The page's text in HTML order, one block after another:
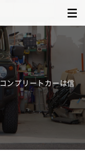
ンプリートカーは信